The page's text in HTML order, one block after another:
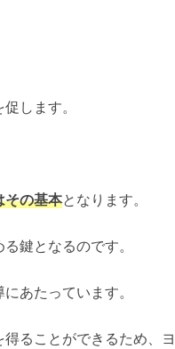
します。
その基本となります。
鍵となるのです。
あたっています。
ることができるため、ヨ